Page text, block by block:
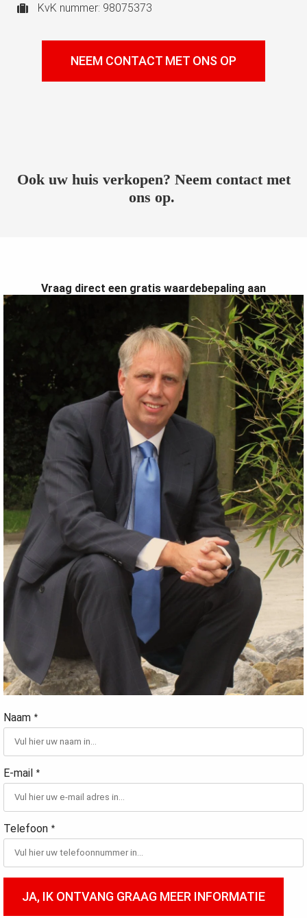
KvK nummer: 98075373
NEEM CONTACT MET ONS OP
Ook uw huis verkopen? Neem contact met
ons op.
Vraag direct een gratis waardebepaling aan
Naam *
E-mail *
Telefoon *
JA, IK ONTVANG GRAAG MEER INFORMATIE